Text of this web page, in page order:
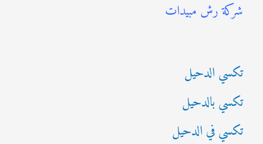
ع
:
شركة رش مبيدات
تكسي الدحيل
تكسي بالدحيل
تكسي في الدحيل